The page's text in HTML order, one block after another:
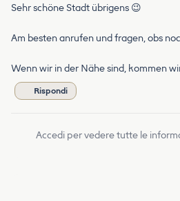
Sehr schöne Stadt übrigens 😉
Am besten anrufen und fragen, obs
Wenn wir in der Nähe sind, kommen
Rispondi
Accedi per vedere tutte le